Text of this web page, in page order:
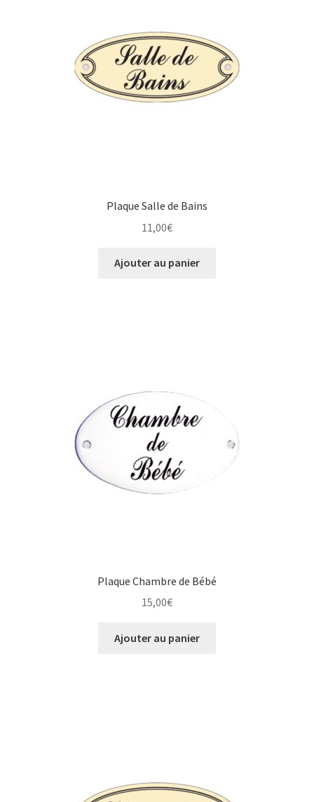
Plaque Salle de Bains
11,00€
Ajouter au panier
Plaque Chambre de Bébé
15,00€
Ajouter au panier